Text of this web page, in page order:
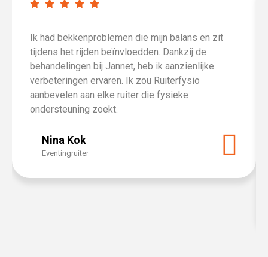
Ik had bekkenproblemen die mijn balans en zit
tijdens het rijden beïnvloedden. Dankzij de
behandelingen bij Jannet, heb ik aanzienlijke
verbeteringen ervaren. Ik zou Ruiterfysio
aanbevelen aan elke ruiter die fysieke
ondersteuning zoekt.
Nina Kok
Eventingruiter